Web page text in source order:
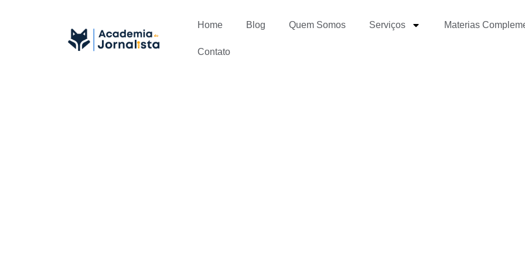
Home Blog Quem Somos Serviços Materias
Contato